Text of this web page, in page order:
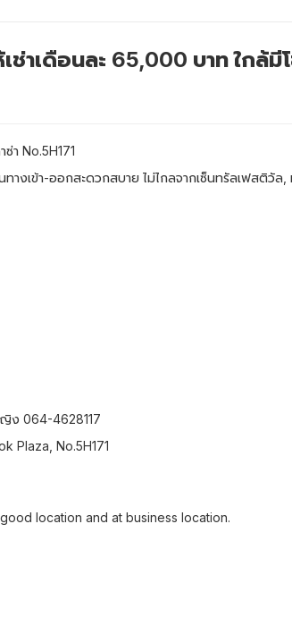
ช่าเดือนละ 65,000 บาท ใกล้มี
า No.5H171
งเข้า-ออกสะดวกสบาย ไม่ไกลจากเซ็นทรัลเฟสติวัล,
ง 064-4628117
Plaza, No.5H171
location and at business location.